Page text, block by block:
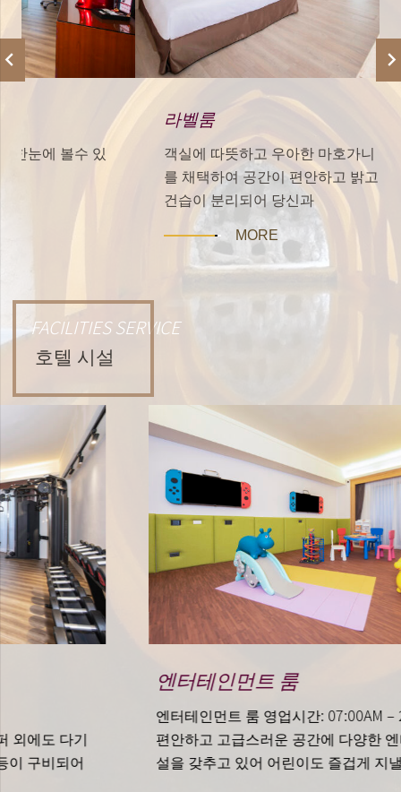
객실에 따뜻하고 우아한 마호가니 가구 시리즈
를 채택하여 공간이 편안하고 밝고 욕실 설비가
건습이 분리되어 당신과
MORE
FACILITIES SERVICE
호텔 시설
엔터테인먼트 룸
엔터테인먼트 룸 영업시간: 07:00AM – 21:00PM
편안하고 고급스러운 공간에 다양한 엔터테인먼트 시
설을 갖추고 있어 어린이도 즐겁게 지낼 수 있습니다!